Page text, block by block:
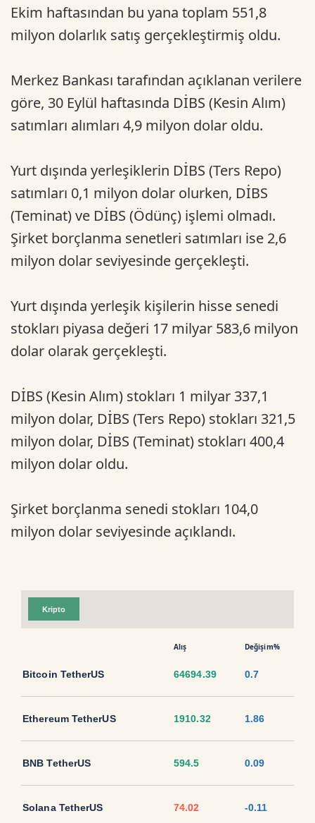
Ekim haftasından bu yana toplam 551,8
milyon dolarlık satış gerçekleştirmiş oldu.
Merkez Bankası tarafından açıklanan verilere
göre, 30 Eylül haftasında DİBS (Kesin Alım)
satımları alımları 4,9 milyon dolar oldu.
Yurt dışında yerleşiklerin DİBS (Ters Repo)
satımları 0,1 milyon dolar olurken, DİBS
(Teminat) ve DİBS (Ödünç) işlemi olmadı.
Şirket borçlanma senetleri satımları ise 2,6
milyon dolar seviyesinde gerçekleşti.
Yurt dışında yerleşik kişilerin hisse senedi
stokları piyasa değeri 17 milyar 583,6 milyon
dolar olarak gerçekleşti.
DİBS (Kesin Alım) stokları 1 milyar 337,1
milyon dolar, DİBS (Ters Repo) stokları 321,5
milyon dolar, DİBS (Teminat) stokları 400,4
milyon dolar oldu.
Şirket borçlanma senedi stokları 104,0
milyon dolar seviyesinde açıklandı.
Kripto
Alış Değişim%
Bitcoin TetherUS 64694.39 0.7
Ethereum TetherUS 1910.32 1.86
BNB TetherUS 594.5 0.09
Solana TetherUS 74.02 -0.11